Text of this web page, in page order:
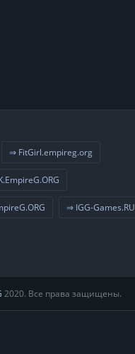
⇒ FitGirl.empireg.org
⇒ IGG-Games.RU
2020. Все права защищены.